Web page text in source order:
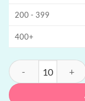
200 - 399
400+
WASPE 100K 4-in-